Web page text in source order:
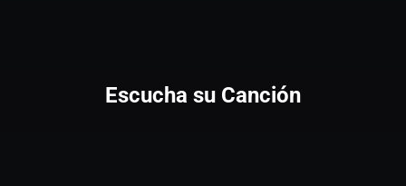
Escucha su Canción